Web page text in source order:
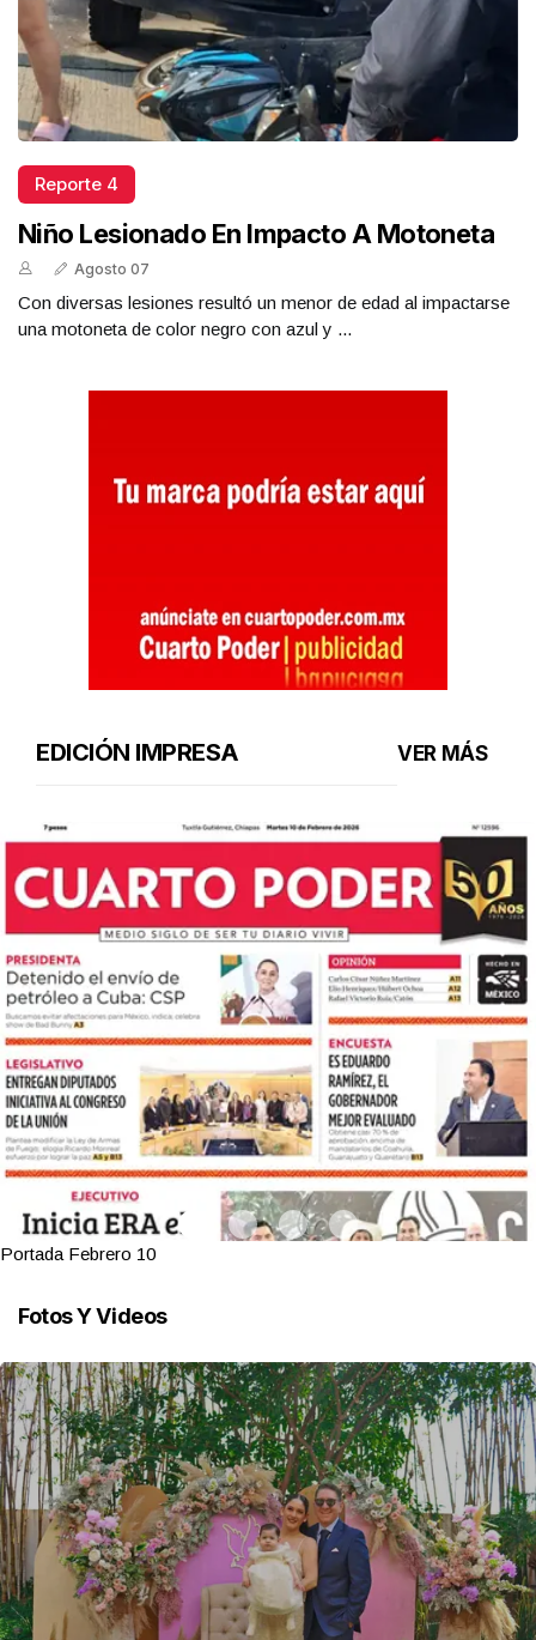
Reporte 4
Niño Lesionado En Impacto A Motoneta
Agosto 07
Con diversas lesiones resultó un menor de edad al impactarse
una motoneta de color negro con azul y ...
EDICIÓN IMPRESA VER MÁS
Portada Febrero 10
Fotos Y Videos